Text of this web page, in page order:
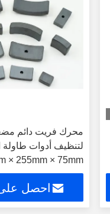
محرك فريت دائم
لتنظيف أدوات
الحزمة غسالة صحون
احصل